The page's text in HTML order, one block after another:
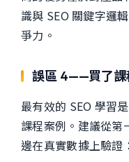
識與 SEO 關鍵字邏
爭力。
誤區 4——買了課
最有效的 SEO 學習
課程案例。建議從第
邊在真實數據上驗證